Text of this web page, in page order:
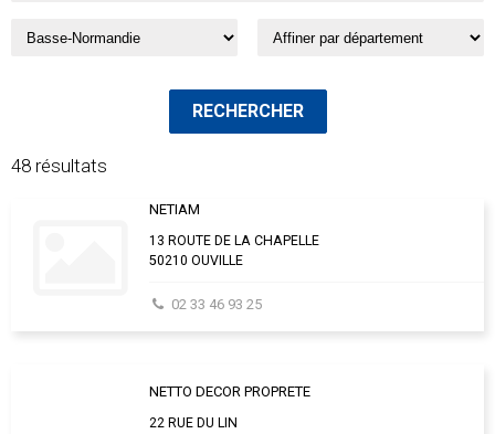
48 résultats
NETIAM
13 ROUTE DE LA CHAPELLE
50210 OUVILLE
02 33 46 93 25
NETTO DECOR PROPRETE
22 RUE DU LIN